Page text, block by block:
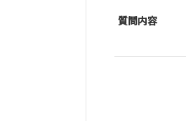
質問内容